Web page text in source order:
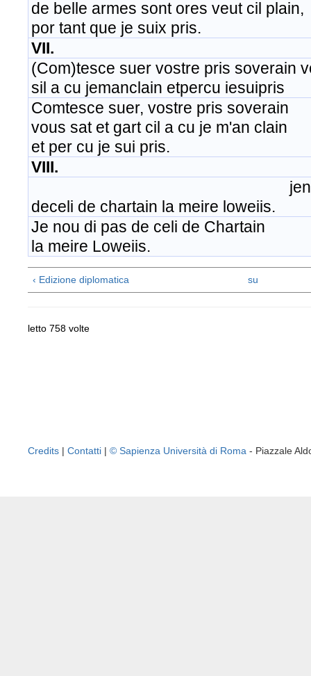
de belle armes sont ores veut cil plain,
por tant que je suix pris.
VII.
(Com)tesce suer vostre pris soverain
sil a cu jemanclain etpercu iesuipris
Comtesce suer, vostre pris soverain
vous sat et gart cil a cu je m'an clain
et per cu je sui pris.
VIII.
jenoudi
deceli de chartain la meire loweiis.
Je nou di pas de celi de Chartain
la meire Loweiis.
‹ Edizione diplomatica su
letto 758 volte
Credits | Contatti | © Sapienza Università di Roma - Piazzale